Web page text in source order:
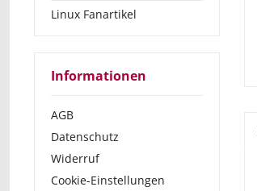
Linux Fanartikel
Informationen
AGB
Datenschutz
Widerruf
Cookie-Einstellungen